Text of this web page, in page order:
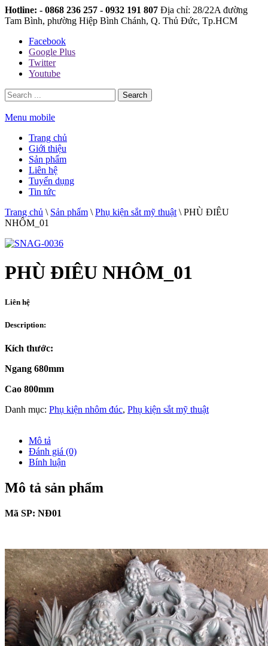
Hotline: - 0868 236 257 - 0932 191 807 Địa chỉ: 28/22A đường
Tam Bình, phường Hiệp Bình Chánh, Q. Thủ Đức, Tp.HCM
Facebook
Google Plus
Twitter
Youtube
Search
Menu mobile
Trang chủ
Giới thiệu
Sản phẩm
Liên hệ
Tuyển dụng
Tin tức
Trang chủ \ Sản phẩm \ Phụ kiện sắt mỹ thuật \ PHÙ ĐIÊU
NHÔM_01
PHÙ ĐIÊU NHÔM_01
Liên hệ
Description:
Kích thước:
Ngang 680mm
Cao 800mm
Danh mục: Phụ kiện nhôm đúc, Phụ kiện sắt mỹ thuật
Mô tả
Đánh giá (0)
Bính luận
Mô tả sản phẩm
Mã SP: NĐ01